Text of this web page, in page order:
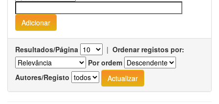
Resultados/Página | Ordenar registos por:
Por ordem
Autores/Registo